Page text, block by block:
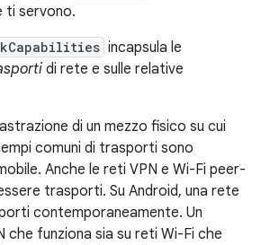
ti servono.
incapsula le
di rete e sulle relative
di un mezzo fisico su cui
comuni di trasporti sono
Anche le reti VPN e Wi-Fi peer-
trasporti. Su Android, una rete
contemporaneamente. Un
che funziona sia su reti Wi-Fi che